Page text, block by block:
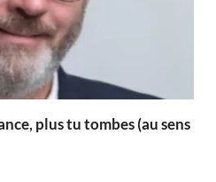
plus tu tombes (au sens